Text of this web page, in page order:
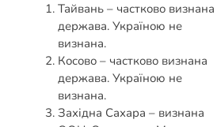
Тайвань – частково визнана
держава. Україною не
визнана.
Косово – частково визнана
держава. Україною не
визнана.
Західна Сахара – визнана